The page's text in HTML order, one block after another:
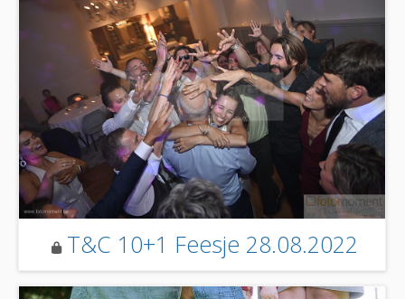
T&C 10+1 Feesje 28.08.2022